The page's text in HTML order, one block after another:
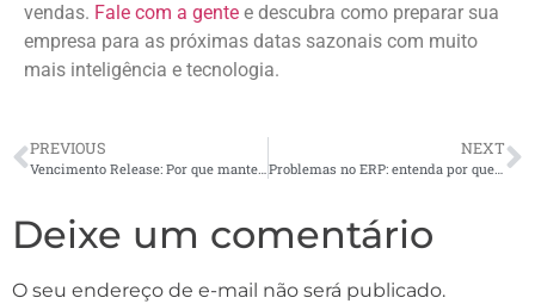
vendas. Fale com a gente e descubra como preparar sua
empresa para as próximas datas sazonais com muito
mais inteligência e tecnologia.
PREVIOUS
Vencimento Release: Por que manter o ERP na versão mais recente é essencial
NEXT
Problemas no ERP: entenda por que a culpa nem sempre é do sistema
Deixe um comentário
O seu endereço de e-mail não será publicado.